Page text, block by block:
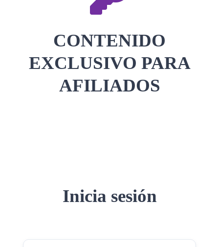
CONTENIDO
EXCLUSIVO PARA
AFILIADOS
Inicia sesión